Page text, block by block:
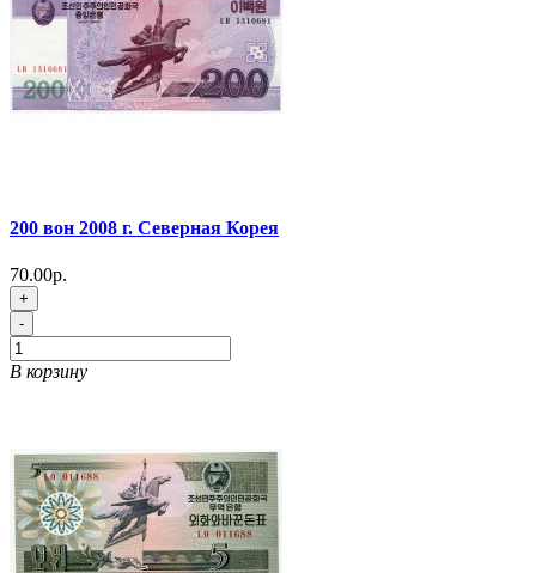
200 вон 2008 г. Северная Корея
70.00р.
+
-
В корзину